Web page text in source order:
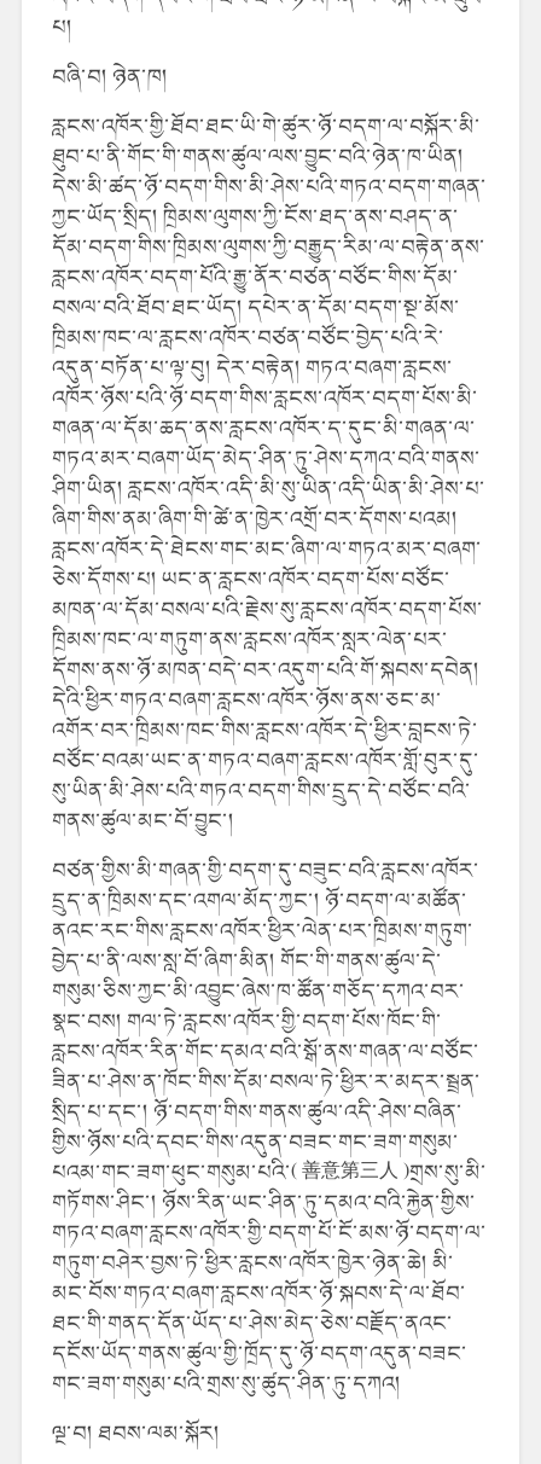
པ།
བཞི་བ། ཉེན་ཁ།
རླངས་འཁོར་གྱི་ཐོབ་ཐང་ཡི་གེ་ཚུར་ཉོ་བདག་ལ་བསྐོར་མི་
ཐུབ་པ་ནི་གོང་གི་གནས་ཚུལ་ལས་བྱུང་བའི་ཉེན་ཁ་ཡིན།
དེས་མི་ཚད་ཉོ་བདག་གིས་མི་ཤེས་པའི་གཏའ་བདག་གཞན་
ཀྱང་ཡོད་སྲིད། ཁྲིམས་ལུགས་ཀྱི་ངོས་ཐད་ནས་བཤད་ན་
དོམ་བདག་གིས་ཁྲིམས་ལུགས་ཀྱི་བརྒྱུད་རིམ་ལ་བརྟེན་ནས་
རླངས་འཁོར་བདག་པོའི་རྒྱུ་ནོར་བཙན་བཙོང་གིས་དོམ་
བསལ་བའི་ཐོབ་ཐང་ཡོད། དཔེར་ན་དོམ་བདག་སྔ་མོས་
ཁྲིམས་ཁང་ལ་རླངས་འཁོར་བཙན་བཙོང་བྱེད་པའི་རེ་
འདུན་བཏོན་པ་ལྟ་བུ། དེར་བརྟེན། གཏའ་བཞག་རླངས་
འཁོར་ཉོས་པའི་ཉོ་བདག་གིས་རླངས་འཁོར་བདག་པོས་མི་
གཞན་ལ་དོམ་ཆད་ནས་རླངས་འཁོར་ད་དུང་མི་གཞན་ལ་
གཏའ་མར་བཞག་ཡོད་མེད་ཤིན་ཏུ་ཤེས་དཀའ་བའི་གནས་
ཤིག་ཡིན། རླངས་འཁོར་འདི་མི་སུ་ཡིན་འདི་ཡིན་མི་ཤེས་པ་
ཞིག་གིས་ནམ་ཞིག་གི་ཚེ་ན་ཁྱེར་འགྲོ་བར་དོགས་པའམ།
རླངས་འཁོར་དེ་ཐེངས་གང་མང་ཞིག་ལ་གཏའ་མར་བཞག་
ཅེས་དོགས་པ། ཡང་ན་རླངས་འཁོར་བདག་པོས་བཙོང་
མཁན་ལ་དོམ་བསལ་པའི་རྗེས་སུ་རླངས་འཁོར་བདག་པོས་
ཁྲིམས་ཁང་ལ་གཏུག་ནས་རླངས་འཁོར་སླར་ལེན་པར་
དོགས་ནས་ཉོ་མཁན་བདེ་བར་འདུག་པའི་གོ་སྐབས་དབེན།
དེའི་ཕྱིར་གཏའ་བཞག་རླངས་འཁོར་ཉོས་ནས་ཅང་མ་
འགོར་བར་ཁྲིམས་ཁང་གིས་རླངས་འཁོར་དེ་ཕྱིར་བླངས་ཏེ་
བཙོང་བའམ་ཡང་ན་གཏའ་བཞག་རླངས་འཁོར་གློ་བུར་དུ་
སུ་ཡིན་མི་ཤེས་པའི་གཏའ་བདག་གིས་དྲུད་དེ་བཙོང་བའི་
གནས་ཚུལ་མང་བོ་བྱུང་།
བཙན་གྱིས་མི་གཞན་གྱི་བདག་དུ་བཟུང་བའི་རླངས་འཁོར་
དྲུད་ན་ཁྲིམས་དང་འགལ་མོད་ཀྱང་། ཉོ་བདག་ལ་མཚོན་
ནའང་རང་གིས་རླངས་འཁོར་ཕྱིར་ལེན་པར་ཁྲིམས་གཏུག་
བྱེད་པ་ནི་ལས་སླ་བོ་ཞིག་མིན། གོང་གི་གནས་ཚུལ་དེ་
གསུམ་ཅིས་ཀྱང་མི་འབྱུང་ཞེས་ཁ་ཚོན་གཅོད་དཀའ་བར་
སྣང་བས། གལ་ཏེ་རླངས་འཁོར་གྱི་བདག་པོས་ཁོང་གི་
རླངས་འཁོར་རིན་གོང་དམའ་བའི་སྒོ་ནས་གཞན་ལ་བཙོང་
ཟིན་པ་ཤེས་ན་ཁོང་གིས་དོམ་བསལ་ཏེ་ཕྱིར་ར་མདར་སྦྲན་
སྲིད་པ་དང་། ཉོ་བདག་གིས་གནས་ཚུལ་འདི་ཤེས་བཞིན་
གྱིས་ཉོས་པའི་དབང་གིས་འདུན་བཟང་གང་ཟག་གསུམ་
པའམ་གང་ཟག་ཕུང་གསུམ་པའི་( 善意第三人 )གྲས་སུ་མི་
གཏོགས་ཤིང་། ཉོས་རིན་ཡང་ཤིན་ཏུ་དམའ་བའི་རྐྱེན་གྱིས་
གཏའ་བཞག་རླངས་འཁོར་གྱི་བདག་པོ་ངོ་མས་ཉོ་བདག་ལ་
གཏུག་བཤེར་བྱས་ཏེ་ཕྱིར་རླངས་འཁོར་ཁྱེར་ཉེན་ཆེ། མི་
མང་བོས་གཏའ་བཞག་རླངས་འཁོར་ཉོ་སྐབས་དེ་ལ་ཐོབ་
ཐང་གི་གནད་དོན་ཡོད་པ་ཤེས་མེད་ཅེས་བརྗོད་ནའང་
དངོས་ཡོད་གནས་ཚུལ་གྱི་ཁྲོད་དུ་ཉོ་བདག་འདུན་བཟང་
གང་ཟག་གསུམ་པའི་གྲས་སུ་ཚུད་ཤིན་ཏུ་དཀའ།
ལྔ་བ། ཐབས་ལམ་སྐོར།